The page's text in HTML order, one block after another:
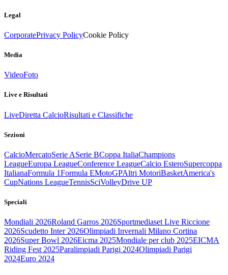
Legal
CorporatePrivacy PolicyCookie Policy
Media
VideoFoto
Live e Risultati
LiveDiretta CalcioRisultati e Classifiche
Sezioni
CalcioMercatoSerie ASerie BCoppa ItaliaChampions
LeagueEuropa LeagueConference LeagueCalcio EsteroSupercoppa
ItalianaFormula 1Formula EMotoGPAltri MotoriBasketAmerica's
CupNations LeagueTennisSciVolleyDrive UP
Speciali
Mondiali 2026Roland Garros 2026Sportmediaset Live Riccione
2026Scudetto Inter 2026Olimpiadi Invernali Milano Cortina
2026Super Bowl 2026Eicma 2025Mondiale per club 2025EICMA
Riding Fest 2025Paralimpiadi Parigi 2024Olimpiadi Parigi
2024Euro 2024